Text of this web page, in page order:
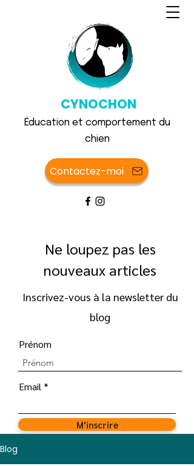
CYNOCHON
Éducation et comportement du
chien
Contactez-moi
Ne loupez pas les
nouveaux articles
Inscrivez-vous à la newsletter du
blog
Prénom
Email
M'inscrire
Blog